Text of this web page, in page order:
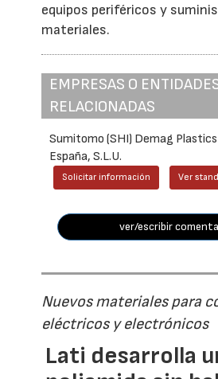
equipos periféricos y
materiales.
EMPRESAS O
RELACIONADAS
Sumitomo (SHI) Demag
España, S.L.U.
Solicitar información Ver
ver/escribir
Nuevos materiales para
eléctricos y electrónicos
Lati desarrolla